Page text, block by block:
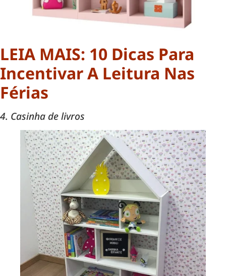
LEIA MAIS: 10 Dicas Para
Incentivar A Leitura Nas
Férias
4. Casinha de livros